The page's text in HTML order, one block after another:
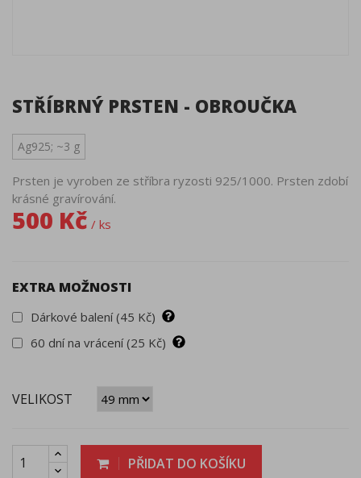
STŘÍBRNÝ PRSTEN - OBROUČKA
Ag925; ~3 g
Prsten je vyroben ze stříbra ryzosti 925/1000. Prsten zdobí
krásné gravírování.
500 Kč / ks
EXTRA MOŽNOSTI
Dárkové balení (45 Kč)
60 dní na vrácení (25 Kč)
VELIKOST
PŘIDAT DO KOŠÍKU